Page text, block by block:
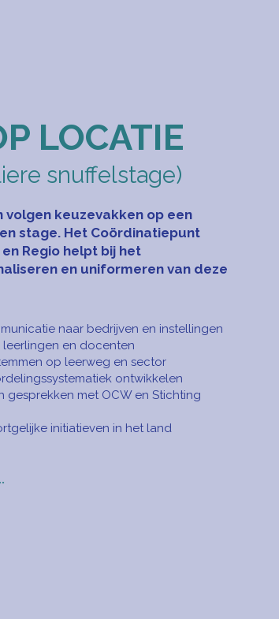
LOCATIE
snuffelstage)
volgen keuzevakken op een
stage. Het Coördinatiepunt
Regio helpt bij het
en uniformeren van deze
naar bedrijven en instellingen
en docenten
op leerweg en sector
ontwikkelen
gesprekken met OCW en Stichting
initiatieven in het land